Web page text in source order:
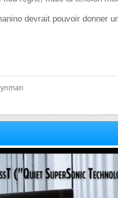
devrait pouvoir donner